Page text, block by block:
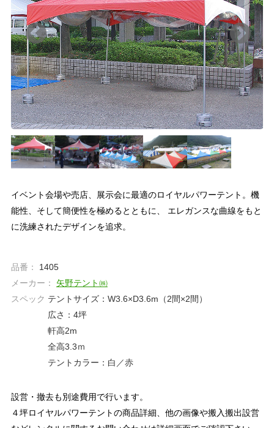
イベント会場や売店、展示会に最適のロイヤルパワーテント。機
能性、そして簡便性を極めるとともに、 エレガンスな曲線をもと
に洗練されたデザインを追求。
品番：
1405
メーカー：
矢野テント㈱
スペック テントサイズ：W3.6×D3.6m（2間×2間）
広さ：4坪
軒高2m
全高3.3ｍ
テントカラー：白／赤
設営・撤去も別途費用で行います。
４坪ロイヤルパワーテントの商品詳細、他の画像や搬入搬出設営